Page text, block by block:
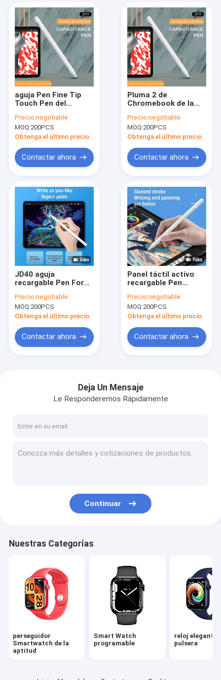
Productos
Sobre nosotros
Visita a la fábrica
Control de Calidad
noticias
perseguidor Smartwatch de la aptitud
reloj elegante de la pulsera
Pluma elegante de la aguja
Auricular elegante del HI
Aguja Pen Tips
Estación de acoplamiento Displayport
aguja Pen Fine Tip
Touch Pen del
Pixelpoint Digital
para Android
Precio:negotiable
MOQ:200PCS
Obtenga el último precio
Contactar ahora
Pluma 2 de
Chromebook de la
táctil del ordenador
portátil en 1 pluma
capacitiva de la
Precio:negotiable
MOQ:200PCS
Obtenga el último precio
Contactar ahora
JD40 aguja
recargable Pen For
capacitivo activo
2018
Precio:negotiable
MOQ:200PCS
Obtenga el último precio
Contactar ahora
Panel táctil activo
recargable Pen
Mobile 5A 140mah
Precio:negotiable
MOQ:200PCS
Obtenga el último precio
Contactar ahora
Deja Un Mensaje
Le Responderemos Rápidamente
Continuar
Nuestras Categorías
perseguidor
Smartwatch de la
aptitud
Smart Watch
programable
reloj elegante
pulsera